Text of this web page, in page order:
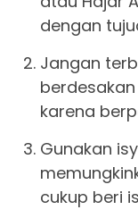
dengan
Jangan
karena
Gunakan
cukup beri